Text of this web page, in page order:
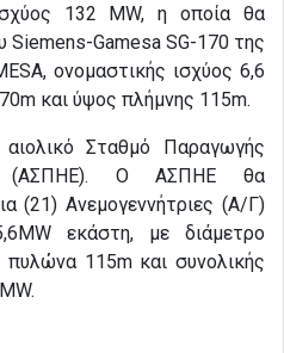
132 MW, η οποία θα
Gamesa SG-170 της
ονομαστικής ισχύος 6,6
και ύψος πλήμνης 115m.
Σταθμό Παραγωγής
(ΑΣΠΗΕ). Ο ΑΣΠΗΕ θα
(21) Ανεμογεννήτριες (Α/Γ)
εκάστη, με διάμετρο
115m και συνολικής